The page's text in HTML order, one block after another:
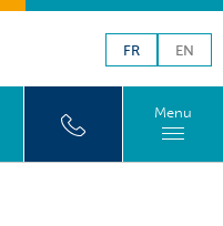
FR EN
Menu